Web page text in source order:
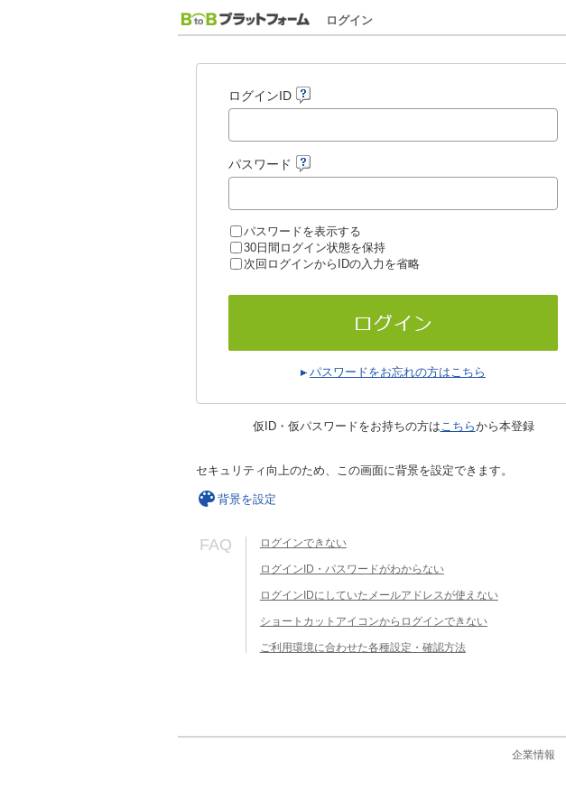
ログイン
ログインID
パスワード
パスワードを表示する
30日間ログイン状態を保持
次回ログインからIDの入力を省略
パスワードをお忘れの方はこちら
仮ID・仮パスワードをお持ちの方はこちらから本登録
セキュリティ向上のため、この画面に背景を設定できます。
背景を設定
FAQ ログインできない
ログインID・パスワードがわからない
ログインIDにしていたメールアドレスが使えない
ショートカットアイコンからログインできない
ご利用環境に合わせた各種設定・確認方法
企業情報